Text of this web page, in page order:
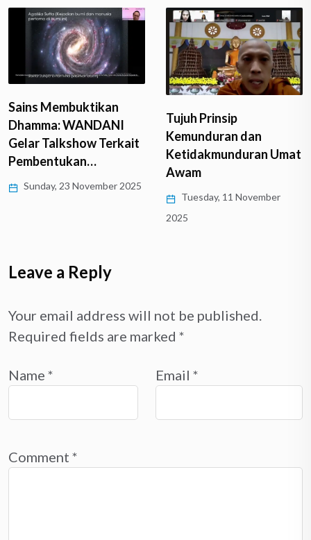
Sains Membuktikan
Dhamma: WANDANI
Gelar Talkshow Terkait
Pembentukan…
Sunday, 23 November 2025
Tujuh Prinsip
Kemunduran dan
Ketidakmunduran Umat
Awam
Tuesday, 11 November
2025
Leave a Reply
Your email address will not be published.
Required fields are marked *
Name * Email *
Comment *